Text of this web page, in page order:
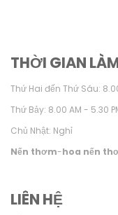
THỜI GIAN
Thứ Hai đến Thứ Sáu:
Thứ Bảy: 8.00 AM - 5.30
Chủ Nhật: Nghỉ
Nến thơm-hoa nến
LIÊN HỆ